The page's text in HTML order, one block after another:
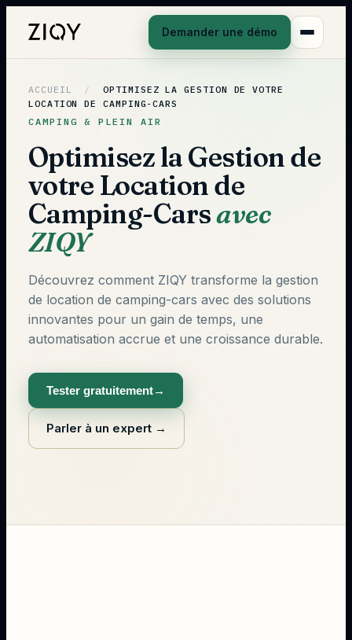
Demander une démo
ACCUEIL /
OPTIMISEZ LA GESTION DE VOTRE
LOCATION DE CAMPING-CARS
CAMPING & PLEIN AIR
Optimisez la Gestion de
votre Location de
Camping-Carsavec
ZIQY
Découvrez comment ZIQY transforme la gestion
de location de camping-cars avec des solutions
innovantes pour un gain de temps, une
automatisation accrue et une croissance durable.
Tester gratuitement→
Parler à un expert →